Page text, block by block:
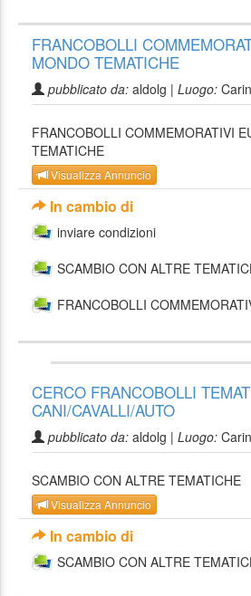
FRANCOBOLLI
MONDO TEMATICHE
pubblicato da: aldolg | Luogo:
FRANCOBOLLI COMMEMORATIVI
TEMATICHE
Visualizza Annuncio
In cambio di
inviare condizioni
SCAMBIO CON ALTRE
FRANCOBOLLI
CERCO FRANCOBOLLI
CANI/CAVALLI/AUTO
pubblicato da: aldolg | Luogo:
SCAMBIO CON ALTRE TEMATICHE
Visualizza Annuncio
In cambio di
SCAMBIO CON ALTRE